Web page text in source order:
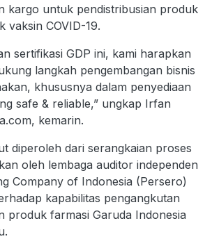
kargo untuk pendistribusian produk
vaksin COVID-19.
sertifikasi GDP ini, kami harapkan
langkah pengembangan bisnis
khususnya dalam penyediaan
safe & reliable,” ungkap Irfan
kemarin.
diperoleh dari serangkaian proses
oleh lembaga auditor independen
Company of Indonesia (Persero)
kapabilitas pengangkutan
produk farmasi Garuda Indonesia